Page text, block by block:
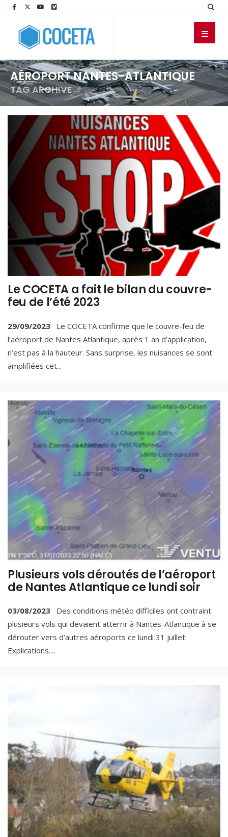
AÉROPORT NANTES-ATLANTIQUE
TAG ARCHIVE
Le COCETA a fait le bilan du couvre-
feu de l’été 2023
29/09/2023
Le COCETA confirme que le couvre-feu de
l’aéroport de Nantes Atlantique, après 1 an d’application,
n’est pas à la hauteur. Sans surprise, les nuisances se sont
amplifiées cet...
Plusieurs vols déroutés de l’aéroport
de Nantes Atlantique ce lundi soir
03/08/2023
Des conditions météo difficiles ont contraint
plusieurs vols qui devaient atterrir à Nantes-Atlantique à se
dérouter vers d’autres aéroports ce lundi 31 juillet.
Explications....